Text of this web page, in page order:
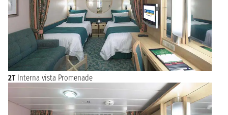
2T Interna vista Promenade